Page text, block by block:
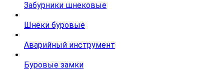
Забурники шнековые
Шнеки буровые
Аварийный инструмент
Буровые замки